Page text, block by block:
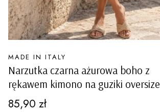
Narzutka czarna ażurowa boho z
rękawem kimono na guziki oversize
Tramonti
PRODUCENT
MADE IN ITALY
Cena
85,90 zł